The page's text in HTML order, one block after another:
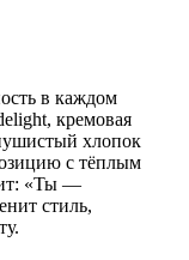
в каждом
кремовая
хлопок
с тёплым
«Ты —
стиль,